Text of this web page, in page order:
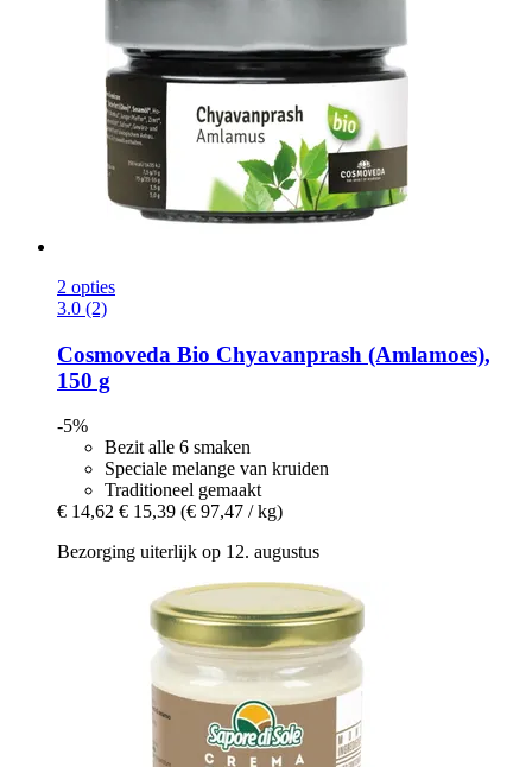
2 opties
3.0 (2)
Cosmoveda Bio Chyavanprash (Amlamoes),
150 g
-5%
Bezit alle 6 smaken
Speciale melange van kruiden
Traditioneel gemaakt
€ 14,62 € 15,39 (€ 97,47 / kg)
Bezorging uiterlijk op 12. augustus